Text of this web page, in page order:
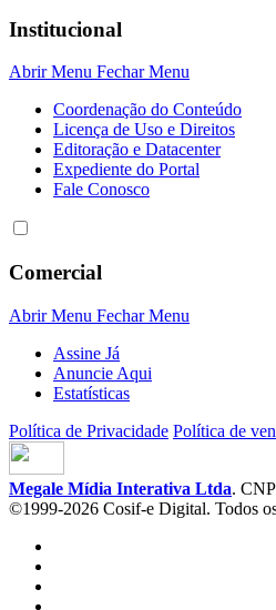
Institucional
Abrir Menu Fechar Menu
Coordenação do Conteúdo
Licença de Uso e Direitos
Editoração e Datacenter
Expediente do Portal
Fale Conosco
Comercial
Abrir Menu Fechar Menu
Assine Já
Anuncie Aqui
Estatísticas
Política de Privacidade Política de
Megale Mídia Interativa Ltda.
©1999-2026 Cosif-e Digital. Todos